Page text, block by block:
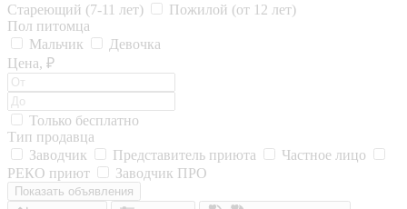
Стареющий (7-11 лет)
Пожилой (от 12 лет)
Пол питомца
Мальчик
Девочка
Цена, ₽
Только бесплатно
Тип продавца
Заводчик
Представитель приюта
Частное лицо
РЕКО приют
Заводчик ПРО
Показать объявления